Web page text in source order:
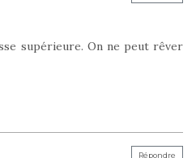
supérieure. On ne peut rêver
Répondre